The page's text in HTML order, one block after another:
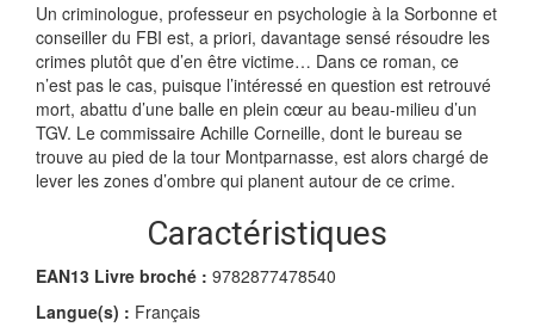
Un criminologue, professeur en psychologie à la Sorbonne et
conseiller du FBI est, a priori, davantage sensé résoudre les
crimes plutôt que d’en être victime… Dans ce roman, ce
n’est pas le cas, puisque l’intéressé en question est retrouvé
mort, abattu d’une balle en plein cœur au beau-milieu d’un
TGV. Le commissaire Achille Corneille, dont le bureau se
trouve au pied de la tour Montparnasse, est alors chargé de
lever les zones d’ombre qui planent autour de ce crime.
Caractéristiques
EAN13 Livre broché : 9782877478540
Langue(s) : Français